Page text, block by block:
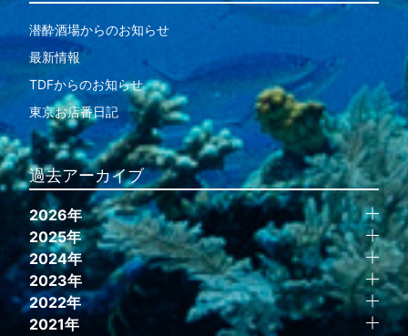
潜酔酒場からのお知らせ
最新情報
TDFからのお知らせ
東京お店番日記
過去アーカイブ
2026年
2025年
2024年
2023年
2022年
2021年